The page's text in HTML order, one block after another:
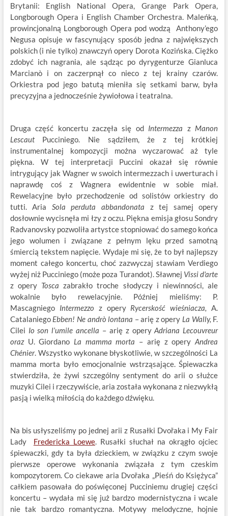
Brytanii: English National Opera, Grange Park Opera,
Longborough Opera i English Chamber Orchestra. Maleńką,
prowincjonalną Longborough Opera pod wodzą Anthony’ego
Negusa opisuje w fascynujący sposób jedna z największych
polskich (i nie tylko) znawczyń opery Dorota Kozińska. Ciężko
zdobyć ich nagrania, ale sądząc po dyrygenturze Gianluca
Marcianò i on zaczerpnął co nieco z tej krainy czarów.
Orkiestra pod jego batutą mieniła się setkami barw, była
precyzyjna a jednocześnie żywiołowa i teatralna.
Druga część koncertu zaczęła się od Intermezza z Manon
LescautPucciniego. Nie sądziłem, że z tej krótkiej
instrumentalnej kompozycji można wyczarować aż tyle
piękna. W tej interpretacji Puccini okazał się równie
intrygujący jak Wagner w swoich intermezzach i uwerturach i
naprawdę coś z Wagnera ewidentnie w sobie miał.
Rewelacyjne było przechodzenie od solistów orkiestry do
tutti. Aria Sola perduta abbandonata z tej samej opery
dosłownie wycisnęła mi łzy z oczu. Piękna emisja głosu Sondry
Radvanovsky pozwoliła artystce stopniować do samego końca
jego wolumen i związane z pełnym lęku przed samotną
śmiercią tekstem napięcie. Wydaje mi się, że to był najlepszy
moment całego koncertu, choć zazwyczaj stawiam Verdiego
wyżej niż Pucciniego (może poza Turandot). Sławnej Vissi d'arte
z opery Tosca zabrakło troche słodyczy i niewinności, ale
wokalnie było rewelacyjnie. Później mieliśmy: P.
Mascagniego Intermezzo z opery Rycerskość wieśniacza,A.
Catalaniego Ebben! Ne andrò lontana – arię z opery La Wally, F.
Cilei Io son l’umile ancella – arię z operyAdriana Lecouvreur
oraz U. Giordano La mamma morta – arię z operyAndrea
Chénier. Wszystko wykonane błyskotliwie, w szczególności La
mamma morta było emocjonalnie wstrząsające. Śpiewaczka
stwierdziła, że żywi szczególny sentyment do arii o służce
muzyki Cilei i rzeczywiście, aria została wykonana z niezwykłą
pasją i wielką miłością do każdego dźwięku.
Na bis usłyszeliśmy po jednej arii z Rusałki Dvořaka i My Fair
Lady Fredericka Loewe. Rusałki słuchał na okrągło ojciec
śpiewaczki, gdy ta była dzieckiem, w związku z czym swoje
pierwsze operowe wykonania związała z tym czeskim
kompozytorem. Co ciekawe aria Dvořaka „Pieśń do Księżyca”
całkiem pasowała do poświęconej Pucciniemu drugiej części
koncertu – wydała mi się już bardzo modernistyczna i wcale
nie tak bardzo romantyczna. Motywy melodyczne, hojnie